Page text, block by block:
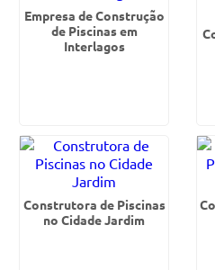
Empresa de Construção
de Piscinas em
Interlagos
Construtora de Piscinas
no Cidade Jardim